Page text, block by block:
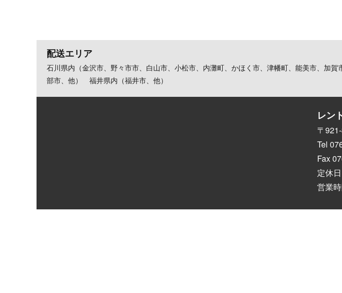
配送エリア
石川県内（金沢市、野々市市、白山市、小松市、内灘町、かほく市、津幡町、能美市、加
部市、他） 福井県内（福井市、他）
レン
〒
Tel
Fax
定休
営業